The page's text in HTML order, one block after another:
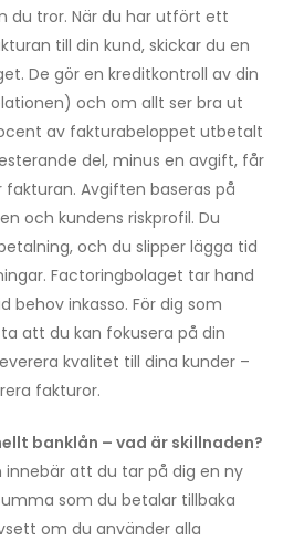
du tror. När du har utfört ett
till din kund, skickar du en
De gör en kreditkontroll av din
och om allt ser bra ut
av fakturabeloppet utbetalt
del, minus en avgift, får
Avgiften baseras på
och kundens riskprofil. Du
och du slipper lägga tid
Factoringbolaget tar hand
behov inkasso. För dig som
att du kan fokusera på din
kvalitet till dina kunder –
fakturor.
banklån – vad är skillnaden?
att du tar på dig en ny
som du betalar tillbaka
om du använder alla